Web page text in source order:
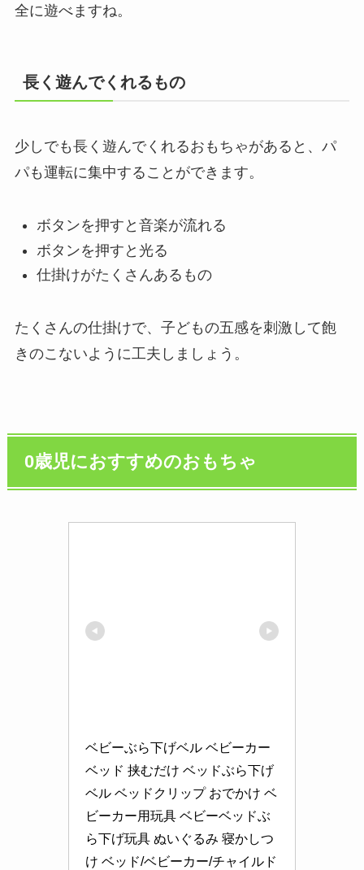
全に遊べますね。
長く遊んでくれるもの
少しでも長く遊んでくれるおもちゃがあると、パ
パも運転に集中することができます。
ボタンを押すと音楽が流れる
ボタンを押すと光る
仕掛けがたくさんあるもの
たくさんの仕掛けで、子どもの五感を刺激して飽
きのこないように工夫しましょう。
0歳児におすすめのおもちゃ
ベビーぶら下げベル ベビーカー
ベッド 挟むだけ ベッドぶら下げ
ベル ベッドクリップ おでかけ ベ
ビーカー用玩具 ベビーベッドぶ
ら下げ玩具 ぬいぐるみ 寝かしつ
け ベッド/ベビーカー/チャイルド